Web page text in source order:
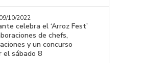
09/10/2022
celebra el ‘Arroz Fest’
de chefs,
y un concurso
el sábado 8